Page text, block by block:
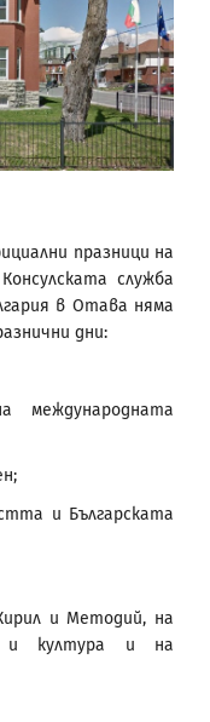
празници на
служба
в Отава няма
дни:
и Българската
и Методий, на
и култура и на